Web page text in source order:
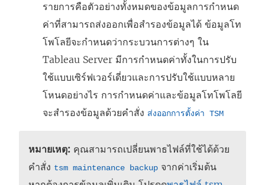
รายการคือตัวอย่างทั้งหมดของข้อมูลการกำหนด
ค่าที่สามารถส่งออกเพื่อสำรองข้อมูลได้ ข้อมูลโท
โพโลยีจะกำหนดว่ากระบวนการต่างๆ ใน
Tableau Server มีการกำหนดค่าทั้งในการปรับ
ใช้แบบเซิร์ฟเวอร์เดี่ยวและการปรับใช้แบบหลาย
โหนดอย่างไร การกำหนดค่าและข้อมูลโทโพโลยี
จะสำรองข้อมูลด้วยคำสั่ง ส่งออกการตั้งค่า TSM
หมายเหตุ: คุณสามารถเปลี่ยนพาธไฟล์ที่ใช้ได้ด้วย
คำสั่ง tsm maintenance backup จากค่าเริ่มต้น